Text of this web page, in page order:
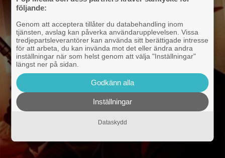
följande:
Genom att acceptera tillåter du databehandling inom
tjänsten, avslag kan påverka användarupplevelsen. Vissa
tredjepartsleverantörer kan använda sitt berättigade intresse
för att arbeta, du kan invända mot det eller ändra andra
inställningar när som helst genom att välja "Inställningar"
längst ner på sidan.
Godkänn alla
Inställningar
Dataskydd